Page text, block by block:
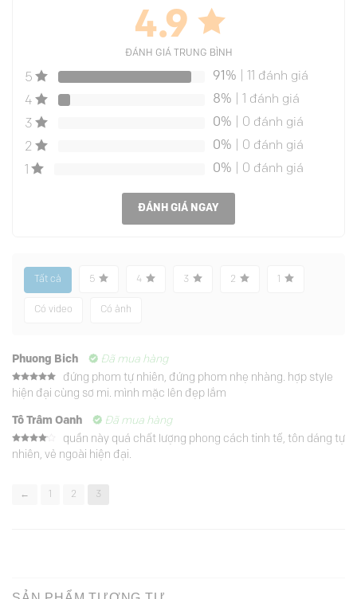
4.9
ĐÁNH GIÁ TRUNG BÌNH
5 91% | 11 đánh giá
4
8% | 1 đánh giá
3
0% | 0 đánh giá
2
0% | 0 đánh giá
0% | 0 đánh giá
ĐÁNH GIÁ NGAY
Tất cả 5 4 3 2
Có video Có ảnh
Phuong Bich Đã mua hàng
Được xếp
hạng 55
đứng phom tự nhiên, đứng phom nhẹ nhàng. hợp style
hiện đại cùng sơ mi. mình mặc lên đẹp lắm
Tô Trâm Oanh Đã mua hàng
Được
xếp
quần này quá chất lượng phong cách tinh tế, tôn dáng tự
nhiên, vẻ ngoài hiện đại.
← 2 3